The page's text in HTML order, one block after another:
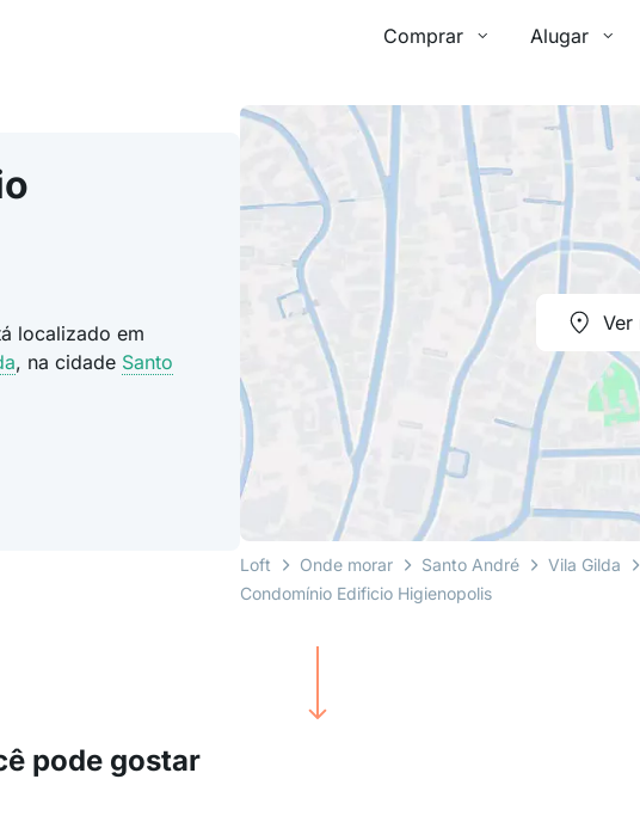
Comprar Alugar
localizado em
, na cidade Santo
Ver
Loft Onde morar Santo André Vila Gilda
Condomínio Edificio Higienopolis
pode gostar